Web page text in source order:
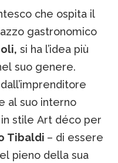
che ospita il
gastronomico
si ha l’idea più
suo genere.
al suo interno
stile Art déco per
Tibaldi – di essere
pieno della sua